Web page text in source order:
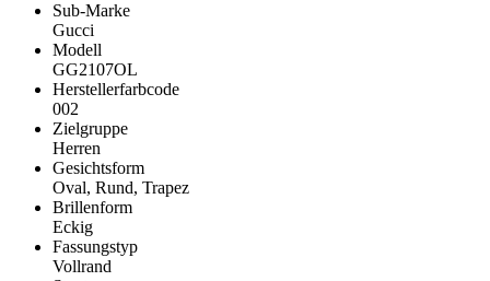
Sub-Marke
Gucci
Modell
GG2107OL
Herstellerfarbcode
002
Zielgruppe
Herren
Gesichtsform
Oval, Rund, Trapez
Brillenform
Eckig
Fassungstyp
Vollrand